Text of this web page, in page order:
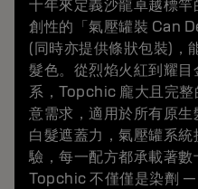
十年來定義沙龍卓越標
創性的「氣壓罐裝 Can
(同時亦提供條狀包裝)，
髮色。從烈焰火紅到耀
系，Topchic 龐大且完
意需求，適用於所有原
白髮遮蓋力，氣壓罐系
驗，每一配方都承載著數
Topchic 不僅僅是染劑 —